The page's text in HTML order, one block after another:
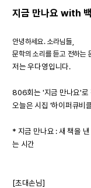
지금 만나요 with
안녕하세요. 소라님들,
문학의 소리를 듣고 전하는
저는 우다영입니다.
806회는 '지금 만나요'로
오늘은 시집 '하이퍼큐비
* 지금 만나요 : 새 책을
는 시간
[초대손님]